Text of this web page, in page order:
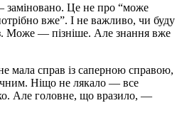
заміновано. Це не про “може
вже”. І не важливо, чи буду
Може — пізніше. Але знання вже
мала справ із саперною справою,
Ніщо не лякало — все
Але головне, що вразило, —